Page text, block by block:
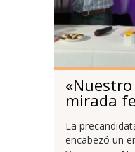
mirada
La
encabezó un